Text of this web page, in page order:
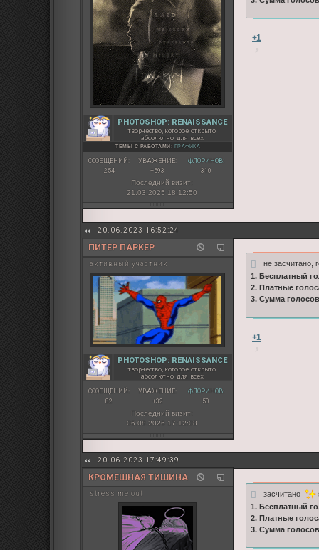
PHOTOSHOP: RENAISSANCE
творчество, которое открыто
абсолютно для всех
ТЕМЫ С РАБОТАМИ: ГРАФИКА
СООБЩЕНИЙ:
254
УВАЖЕНИЕ:
+593
ФЛОРИНОВ:
310
Последний визит:
21.03.2025 18:12:50
+1
20.06.2023 16:52:24
ПИТЕР ПАРКЕР
активный участник
PHOTOSHOP: RENAISSANCE
творчество, которое открыто
абсолютно для всех
СООБЩЕНИЙ:
82
УВАЖЕНИЕ:
+32
ФЛОРИНОВ:
50
Последний визит:
06.08.2026 17:12:08
не засчитано,
1. Бесплатный
2. Платные
3. Сумма
+1
20.06.2023 17:49:39
КРОМЕШНАЯ ТИШИНА
stress me out засчитано
1. Бесплатный
2. Платные
3. Сумма